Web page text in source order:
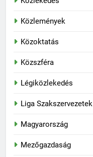
Közlemények
Közoktatás
Közszféra
Légiközlekedés
Liga Szakszervezetek
Magyarország
Mezőgazdaság